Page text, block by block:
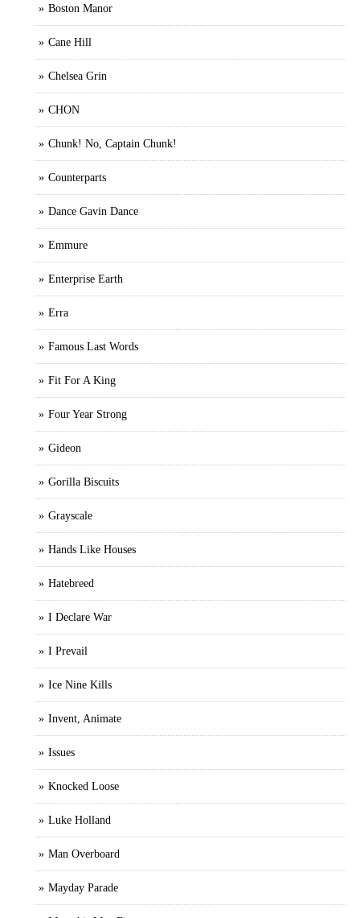
Boston Manor
Cane Hill
Chelsea Grin
CHON
Chunk! No, Captain Chunk!
Counterparts
Dance Gavin Dance
Emmure
Enterprise Earth
Erra
Famous Last Words
Fit For A King
Four Year Strong
Gideon
Gorilla Biscuits
Grayscale
Hands Like Houses
Hatebreed
I Declare War
I Prevail
Ice Nine Kills
Invent, Animate
Issues
Knocked Loose
Luke Holland
Man Overboard
Mayday Parade